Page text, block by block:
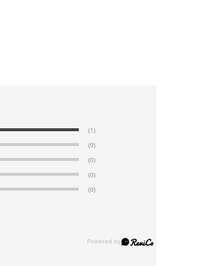
(1)
(0)
(0)
(0)
(0)